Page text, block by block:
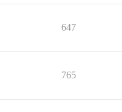
647
765